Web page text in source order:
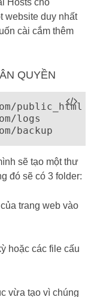
Hosts cho
website duy nhất
cài cắm thêm
QUYỀN
public_html
logs
sẽ tạo một thư
đó sẽ có 3 folder:
trang web vào
hoặc các file cấu
vừa tạo vì chúng